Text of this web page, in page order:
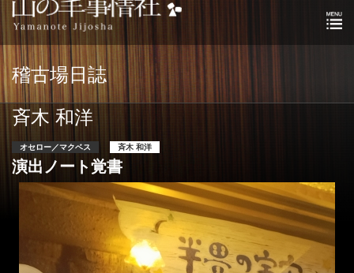
稽古場日誌
斉木 和洋
オセロー／マクベス 斉木 和洋
演出ノート覚書